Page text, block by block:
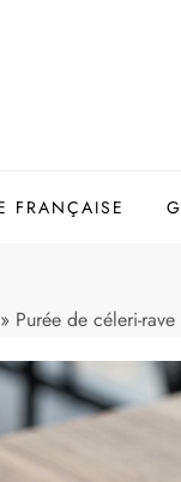
FRANÇAISE
» Purée de céleri-